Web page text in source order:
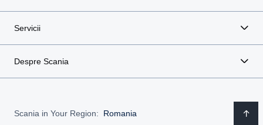
Servicii
Despre Scania
Scania in Your Region: Romania